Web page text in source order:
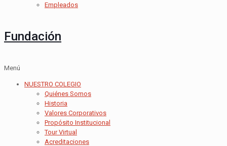
Empleados
Fundación
Menú
NUESTRO COLEGIO
Quiénes Somos
Historia
Valores Corporativos
Propósito Institucional
Tour Virtual
Acreditaciones